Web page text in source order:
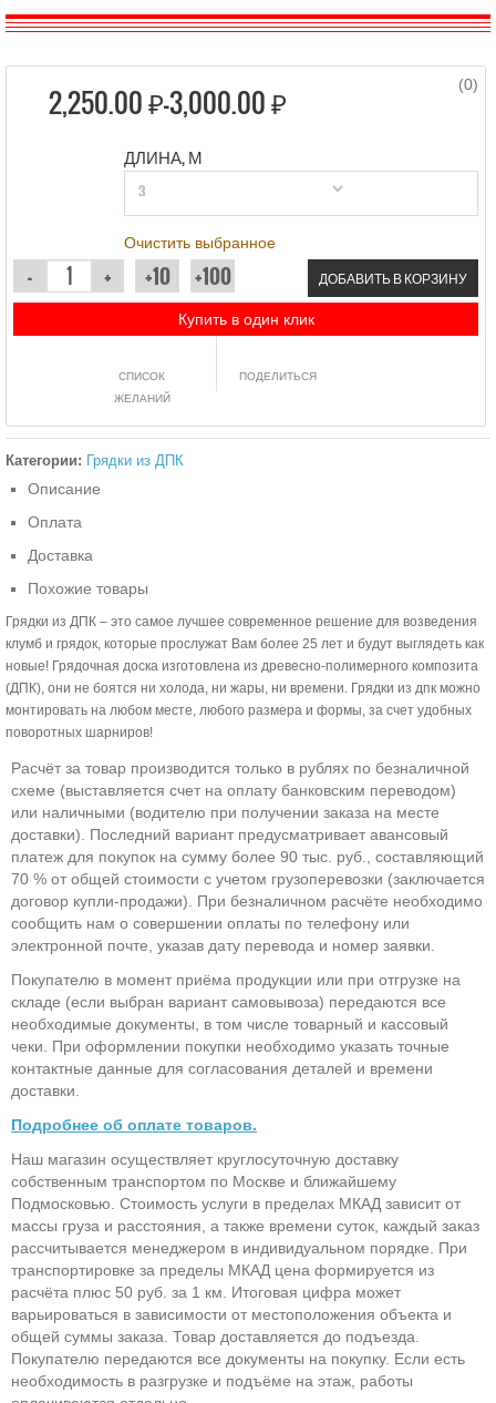
(0)
2,250.00 ₽–3,000.00 ₽
ДЛИНА, М
Очистить выбранное
ДОБАВИТЬ В КОРЗИНУ
Купить в один клик
СПИСОК
ЖЕЛАНИЙ
ПОДЕЛИТЬСЯ
Категории: Грядки из ДПК
Описание
Оплата
Доставка
Похожие товары
Грядки из ДПК – это самое лучшее современное решение для возведения
клумб и грядок, которые прослужат Вам более 25 лет и будут выглядеть как
новые! Грядочная доска изготовлена из древесно-полимерного композита
(ДПК), они не боятся ни холода, ни жары, ни времени. Грядки из дпк можно
монтировать на любом месте, любого размера и формы, за счет удобных
поворотных шарниров!
Расчёт за товар производится только в рублях по безналичной
схеме (выставляется счет на оплату банковским переводом)
или наличными (водителю при получении заказа на месте
доставки). Последний вариант предусматривает авансовый
платеж для покупок на сумму более 90 тыс. руб., составляющий
70 % от общей стоимости с учетом грузоперевозки (заключается
договор купли-продажи). При безналичном расчёте необходимо
сообщить нам о совершении оплаты по телефону или
электронной почте, указав дату перевода и номер заявки.
Покупателю в момент приёма продукции или при отгрузке на
складе (если выбран вариант самовывоза) передаются все
необходимые документы, в том числе товарный и кассовый
чеки. При оформлении покупки необходимо указать точные
контактные данные для согласования деталей и времени
доставки.
Подробнее об оплате товаров.
Наш магазин осуществляет круглосуточную доставку
собственным транспортом по Москве и ближайшему
Подмосковью. Стоимость услуги в пределах МКАД зависит от
массы груза и расстояния, а также времени суток, каждый заказ
рассчитывается менеджером в индивидуальном порядке. При
транспортировке за пределы МКАД цена формируется из
расчёта плюс 50 руб. за 1 км. Итоговая цифра может
варьироваться в зависимости от местоположения объекта и
общей суммы заказа. Товар доставляется до подъезда.
Покупателю передаются все документы на покупку. Если есть
необходимость в разгрузке и подъёме на этаж, работы